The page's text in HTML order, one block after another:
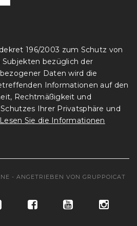
196/2003 zum Schutz von
bezüglich der
Daten wird die
Informationen auf den
Rechtmäßigkeit und
Ihrer Privatsphäre und
Lesen Sie die Informationen
- ANGETRIEBEN VON GRUPPOICAT